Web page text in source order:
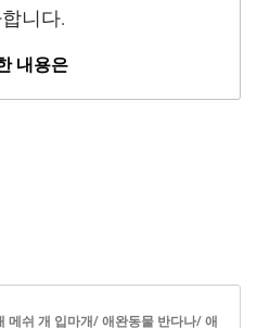
니다.
내용은
메쉬 개 입마개/ 애완동물 반다나/ 애